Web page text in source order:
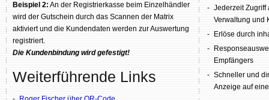
Beispiel 2: An der Registrierkasse beim Einzelhändler
wird der Gutschein durch das Scannen der Matrix
aktiviert und die Kundendaten werden zur Auswertung
registriert.
Die Kundenbindung wird gefestigt!
Weiterführende Links
- Jederzeit Zugriff
Verwaltung und
-
Erlöse durch
-
Empfängers
- Schneller und
Anzeige auf